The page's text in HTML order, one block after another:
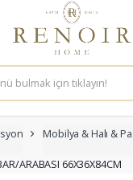
Mobilya & Halı &
ARABASI 66X36X84CM